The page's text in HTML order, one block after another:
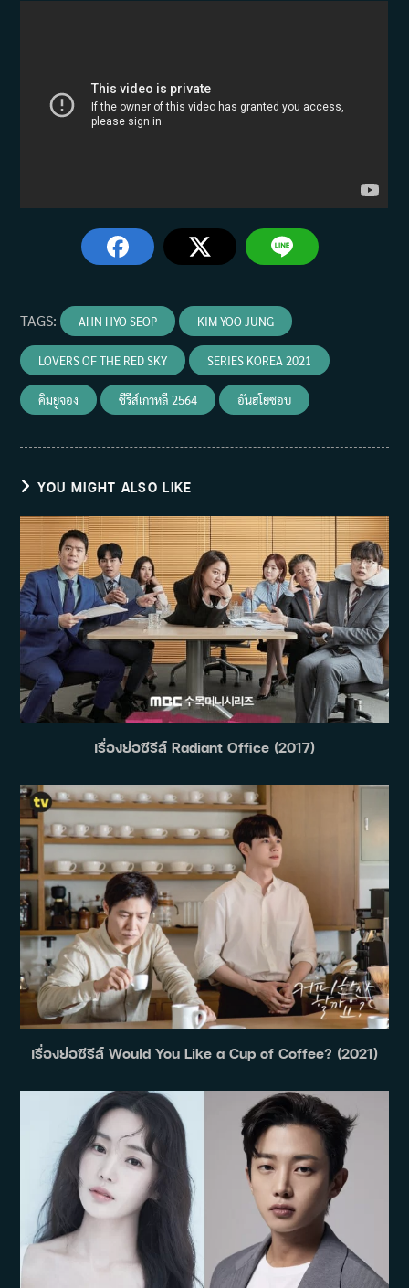
TAGS: AHN HYO SEOP KIM YOO JUNG
LOVERS OF THE RED SKY SERIES KOREA 2021
คิมยูจอง ซีรีส์เกาหลี 2564 อันฮโยซอบ
YOU MIGHT ALSO LIKE
เรื่องย่อซีรีส์ Radiant Office (2017)
เรื่องย่อซีรีส์ Would You Like a Cup of Coffee? (2021)